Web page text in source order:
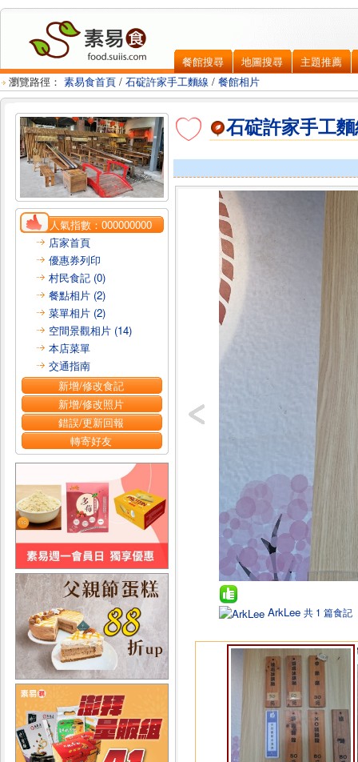
餐館搜尋 地圖搜尋
主題推薦
瀏覽路徑： 素易食首頁 / 石碇許家手工麵線 / 餐館相片
人氣指數：000000000
店家首頁
優惠券列印
村民食記 (0)
餐點相片 (2)
菜單相片 (2)
空間景觀相片 (14)
本店菜單
交通指南
新增/修改食記
新增/修改照片
錯誤/更新回報
轉寄好友
石碇許家手工
ArkLee 共 1 篇食記